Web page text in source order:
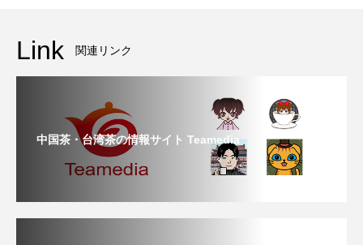
Link 関連リンク
中国茶・台湾茶の情報サイト Teamedia